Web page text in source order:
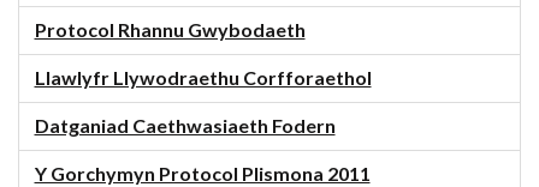
Protocol Rhannu Gwybodaeth
Llawlyfr Llywodraethu Corfforaethol
Datganiad Caethwasiaeth Fodern
Y Gorchymyn Protocol Plismona 2011